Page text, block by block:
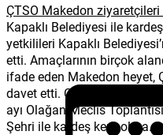
ÇTSO Makedon ziyaretçileri
Kapaklı Belediyesi ile
yetkilileri Kapaklı
etti. Amaçlarının birçok
ifade eden Makedon heyet,
davet etti. Çerkezköy
ayı Olağan Meclis
Şehri ile kardeş kent olma...